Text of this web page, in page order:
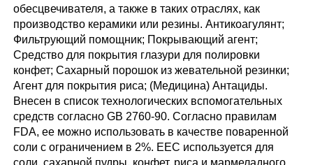
обесцвечивателя, а также в таких отраслях, как
производство керамики или резины. Антикоагулянт;
Фильтрующий помощник; Покрывающий агент;
Средство для покрытия глазури для полировки
конфет; Сахарный порошок из жевательной резинки;
Агент для покрытия риса; (Медицина) Антациды.
Внесен в список технологических вспомогательных
средств согласно GB 2760-90. Согласно правилам
FDA, ее можно использовать в качестве поваренной
соли с ограничением в 2%. EEC используется для
соли, сахарной пудры, конфет, риса и мармеладного